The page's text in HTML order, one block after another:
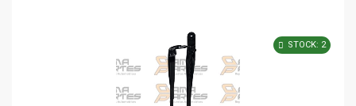
STOCK: 2